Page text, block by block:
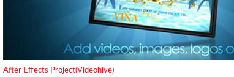
After Effects Project(Videohive)